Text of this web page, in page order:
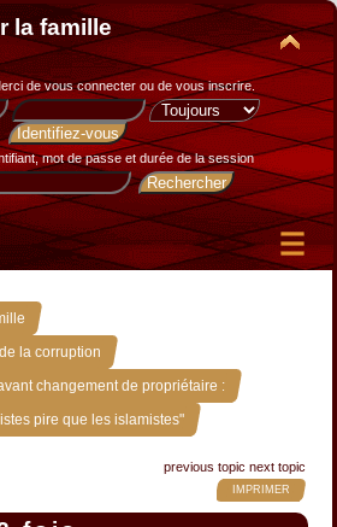
la famille
devous connecter ou de vous inscrire.
mot de passe et durée de la session
»
la corruption »
changement de propriétaire : »
pire que les islamistes"
previous topic next topic
IMPRIMER